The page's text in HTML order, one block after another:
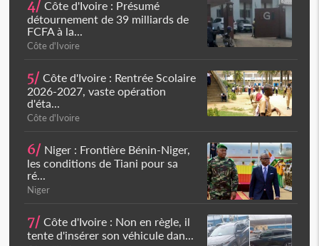
4/ Côte d'Ivoire : Présumé
détournement de 39 milliards de
FCFA à la...
Côte d'Ivoire
5/ Côte d'Ivoire : Rentrée Scolaire
2026-2027, vaste opération
d'éta...
Côte d'Ivoire
6/ Niger : Frontière Bénin-Niger,
les conditions de Tiani pour sa
ré...
Niger
7/ Côte d'Ivoire : Non en règle, il
tente d'insérer son véhicule dan...